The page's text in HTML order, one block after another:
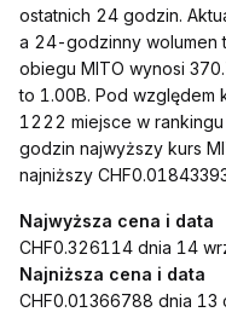
ostatnich 24 godzin.
a 24-godzinny wolumen
obiegu MITO wynosi
to 1.00B. Pod względem
1222 miejsce w
godzin najwyższy kurs
najniższy
Najwyższa cena i data
CHF0.326114 dnia 14
Najniższa cena i data
CHF0.01366788 dnia